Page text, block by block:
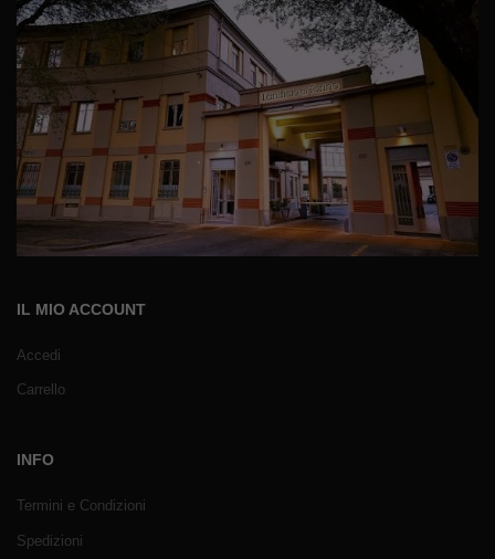
IL MIO ACCOUNT
Accedi
Carrello
INFO
Termini e Condizioni
Spedizioni